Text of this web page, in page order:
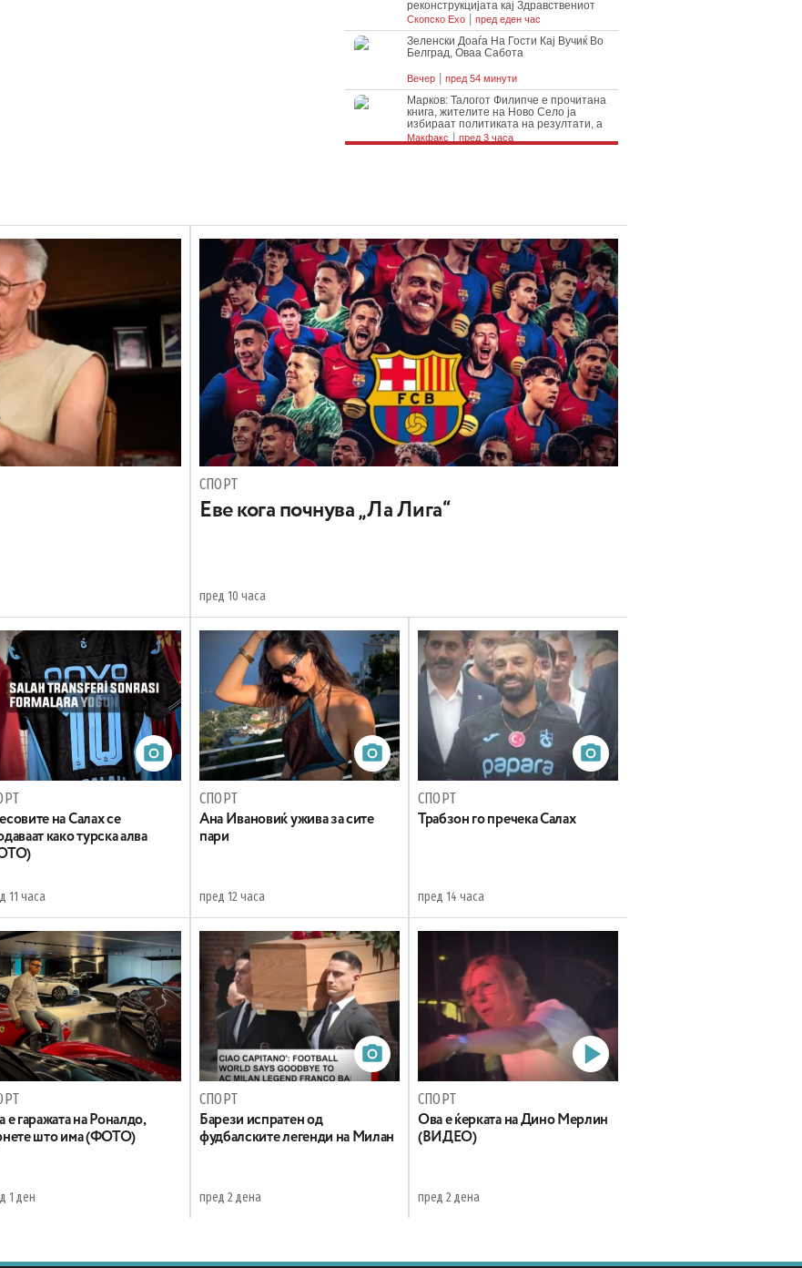
СПОРТ
Еве кога почнува „Ла Лига“
пред 10 часа
на Салах се
како турска алва
11 часа
СПОРТ
Ана Ивановиќ ужива за сите
пари
пред 12 часа
СПОРТ
Трабзон го пречека Салах
пред 14 часа
е гаражата на Роналдо,
што има (ФОТО)
1 ден
СПОРТ
Барези испратен од
фудбалските легенди на Милан
пред 2 дена
СПОРТ
Oва е ќерката на Дино Мерлин
(ВИДЕО)
пред 2 дена